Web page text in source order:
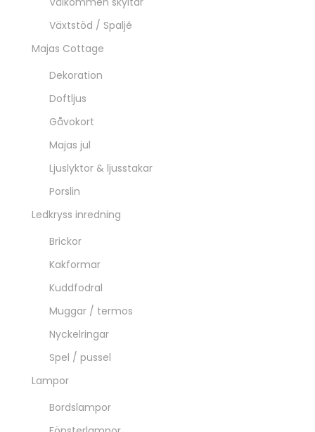
Växtstöd / Spaljé
Majas Cottage
Dekoration
Doftljus
Gåvokort
Majas jul
Ljuslyktor & ljusstakar
Porslin
Ledkryss inredning
Brickor
Kakformar
Kuddfodral
Muggar / termos
Nyckelringar
Spel / pussel
Lampor
Bordslampor